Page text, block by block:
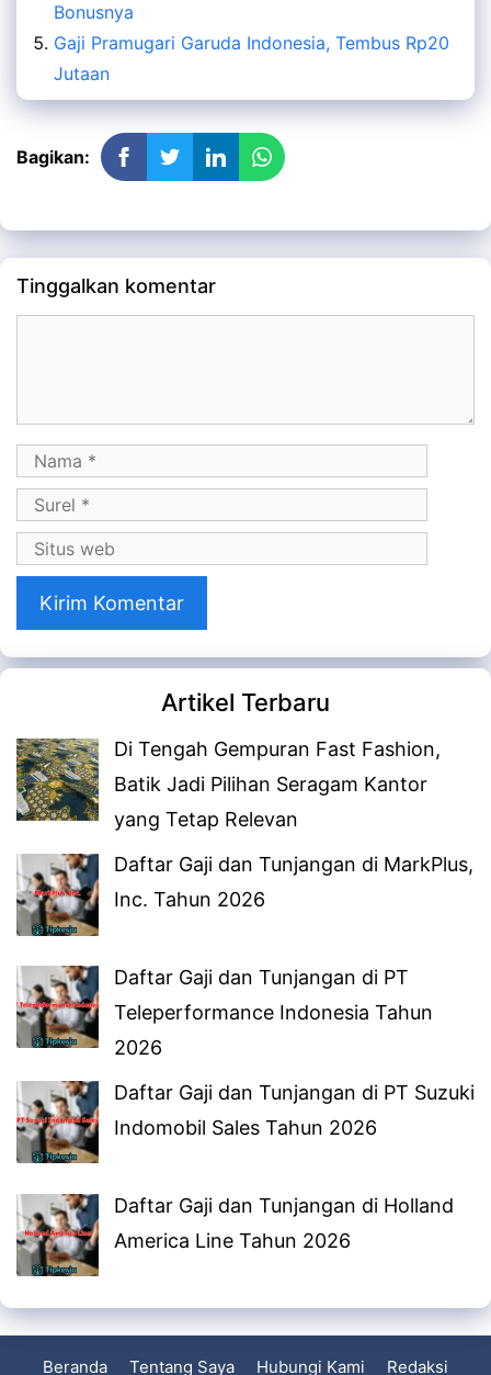
Bonusnya
Gaji Pramugari Garuda Indonesia, Tembus Rp20
Jutaan
Bagikan:
Tinggalkan komentar
Nama
Surel
Situs
web
Artikel Terbaru
Di Tengah Gempuran Fast Fashion,
Batik Jadi Pilihan Seragam Kantor
yang Tetap Relevan
Daftar Gaji dan Tunjangan di MarkPlus,
Inc. Tahun 2026
Daftar Gaji dan Tunjangan di PT
Teleperformance Indonesia Tahun
2026
Daftar Gaji dan Tunjangan di PT Suzuki
Indomobil Sales Tahun 2026
Daftar Gaji dan Tunjangan di Holland
America Line Tahun 2026
Beranda Tentang Saya Hubungi Kami Redaksi